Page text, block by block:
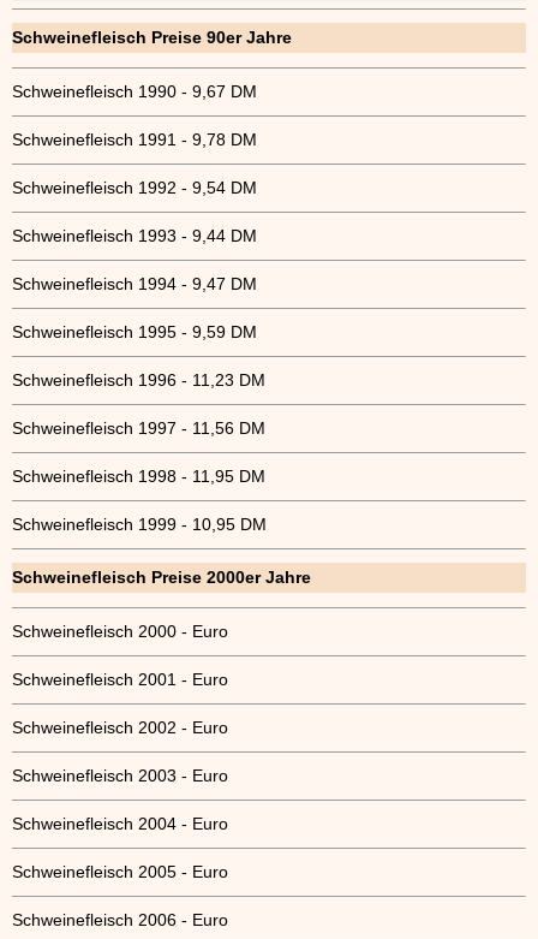
Schweinefleisch Preise 90er Jahre
Schweinefleisch 1990 - 9,67 DM
Schweinefleisch 1991 - 9,78 DM
Schweinefleisch 1992 - 9,54 DM
Schweinefleisch 1993 - 9,44 DM
Schweinefleisch 1994 - 9,47 DM
Schweinefleisch 1995 - 9,59 DM
Schweinefleisch 1996 - 11,23 DM
Schweinefleisch 1997 - 11,56 DM
Schweinefleisch 1998 - 11,95 DM
Schweinefleisch 1999 - 10,95 DM
Schweinefleisch Preise 2000er Jahre
Schweinefleisch 2000 - Euro
Schweinefleisch 2001 - Euro
Schweinefleisch 2002 - Euro
Schweinefleisch 2003 - Euro
Schweinefleisch 2004 - Euro
Schweinefleisch 2005 - Euro
Schweinefleisch 2006 - Euro